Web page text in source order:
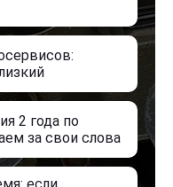
2 года по
за свои слова